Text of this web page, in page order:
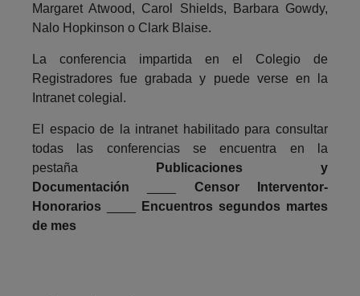
Margaret Atwood, Carol Shields, Barbara Gowdy,
Nalo Hopkinson o Clark Blaise.
La conferencia impartida en el Colegio de
Registradores fue grabada y puede verse en la
Intranet colegial.
El espacio de la intranet habilitado para consultar
todas las conferencias se encuentra en la
pestaña
Publicaciones y
Documentación
Censor Interventor-
Honorarios
Encuentros segundos martes
de mes